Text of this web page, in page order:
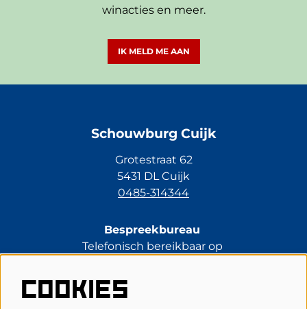
winacties en meer.
IK MELD ME AAN
Schouwburg Cuijk
Grotestraat 62
5431 DL Cuijk
0485-314344
Bespreekbureau
Telefonisch bereikbaar op
0485-314344
kassa@schouwburgcuijk.nl
COOKIES